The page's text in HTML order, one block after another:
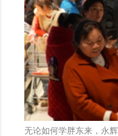
无论如何学胖东来，永